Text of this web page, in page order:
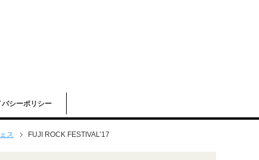
バシーポリシー
ス FUJI ROCK FESTIVAL’17